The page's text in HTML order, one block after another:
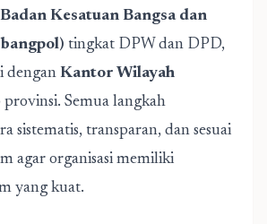
Badan Kesatuan Bangsa dan
tingkat DPW dan DPD,
dengan Kantor Wilayah
Semua langkah
sistematis, transparan, dan sesuai
agar organisasi memiliki
yang kuat.